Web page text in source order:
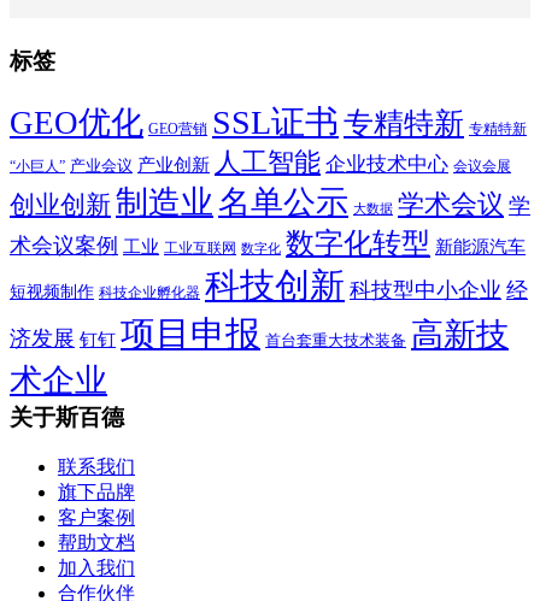
标签
GEO优化 GEO营销 SSL证书 专精特新 专精特新
“小巨人” 产业会议 产业创新 人工智能 企业技术中心 会议会展
创业创新制造业 名单公示 大数据 学术会议 学
术会议案例 工业 工业互联网 数字化 数字化转型 新能源汽车
短视频制作 科技企业孵化器 科技创新 科技型中小企业 经
济发展 钉钉 项目申报 首台套重大技术装备 高新技
术企业
关于斯百德
联系我们
旗下品牌
客户案例
帮助文档
加入我们
合作伙伴